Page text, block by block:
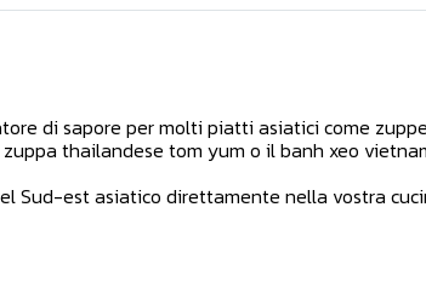
di sapore per molti piatti asiatici come
thailandese tom yum o il banh xeo
Sud-est asiatico direttamente nella vostra